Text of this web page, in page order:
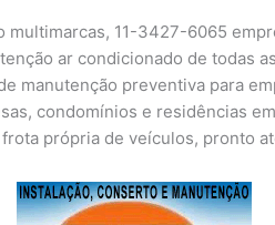
multimarcas, 11-3427-6065
ar condicionado de todas
manutenção preventiva para
condomínios e residências
própria de veículos, pronto